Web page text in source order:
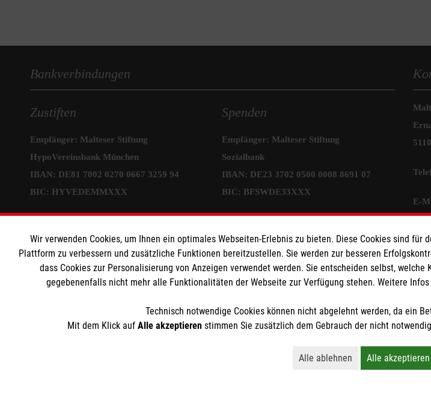
Bankverbindungen
Zustiften
Empfänger: Malteser Stiftung
HypoVereinsbank München
IBAN: DE81 7002 0270 0667 3259 94
BIC: HYVEDEMMXXX
Spenden
Empfänger: Malteser Stiftung
Sozialbank
IBAN: DE23 3702 0500 0008 8691 07
BIC: BFSWDE33XXX
E-
Informationen
Sitemap
Impressum
Cookies
Die Malteser Stiftung ist als eingetragene gemeinnützige Organisation von der Körperschaft- und
Wir verwenden Cookies, um Ihnen ein optimales Webseiten-Erlebnis zu bieten. Diese Cookies sind
Plattform zu verbessern und zusätzliche Funktionen bereitzustellen. Sie werden zur besseren
dass Cookies zur Personalisierung von Anzeigen verwendet werden. Sie entscheiden selbst,
gegebenenfalls nicht mehr alle Funktionalitäten der Webseite zur Verfügung stehen. Weitere
Technisch notwendige Cookies können nicht abgelehnt werden, da ein
Mit dem Klick auf Alle akzeptieren stimmen Sie zusätzlich dem Gebrauch der nicht
Alle ablehnen
Lehnt alle nicht-
Alle akzeptieren